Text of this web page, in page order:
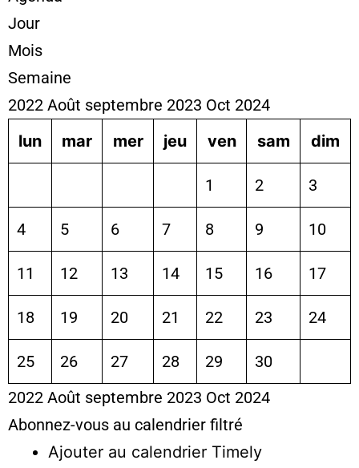
Jour
Mois
Semaine
2022 Août septembre 2023 Oct 2024
lun
mar mer jeu ven sam dim
1 2 3
4 5 6 7 8 9 10
11 12 13 14 15 16 17
18 19 20 21 22 23 24
25 26 27 28 29
30
2022 Août septembre 2023 Oct 2024
Abonnez-vous au calendrier filtré
Ajouter au calendrier Timely